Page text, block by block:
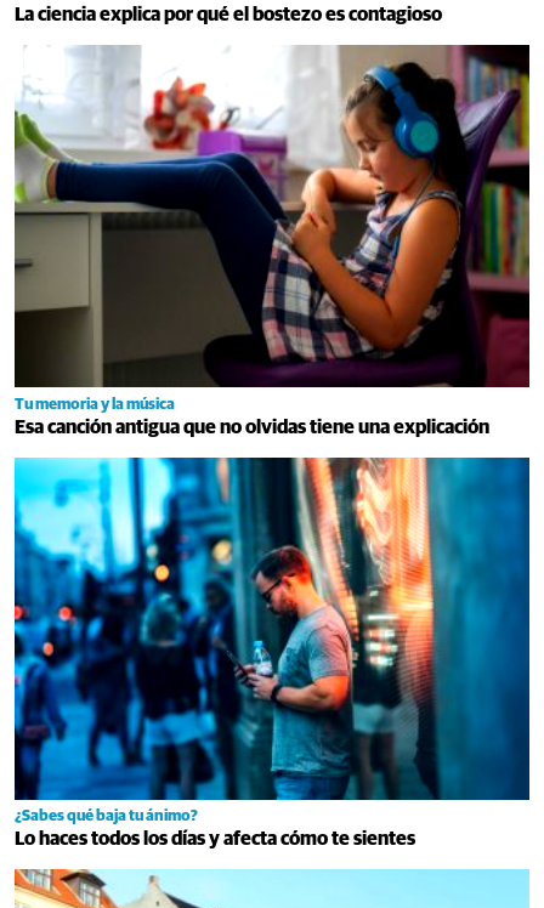
La ciencia explica por qué el bostezo es contagioso
Tu memoria y la música
Esa canción antigua que no olvidas tiene una explicación
¿Sabes qué baja tu ánimo?
Lo haces todos los días y afecta cómo te sientes